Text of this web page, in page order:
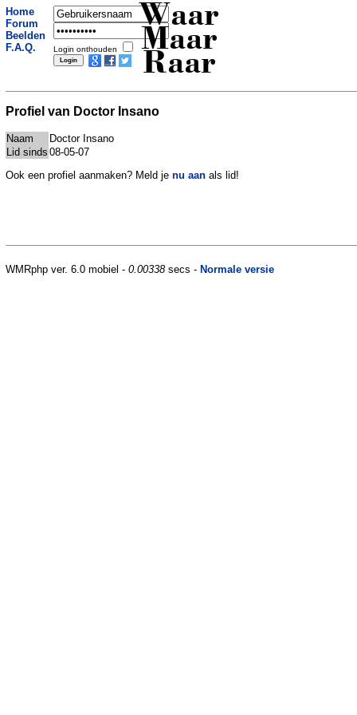
Home
Forum
Beelden
F.A.Q.
Login onthouden
Waar
Maar
Raar
Profiel van Doctor Insano
Naam
Doctor Insano
Lid sinds 08-05-07
Ook een profiel aanmaken? Meld je nu aan als lid!
WMRphp ver. 6.0 mobiel - 0.00338secs - Normale versie